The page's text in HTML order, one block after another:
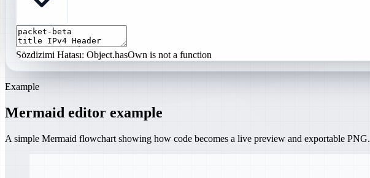
Sözdizimi Hatası: Object.hasOwn is not a function
Example
Mermaid editor example
A simple Mermaid flowchart showing how code becomes a live preview and exportable PNG.